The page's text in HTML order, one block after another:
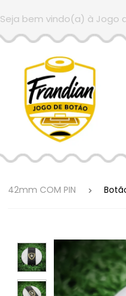
Seja bem vindo(a) à Jogo
42mm COM PIN